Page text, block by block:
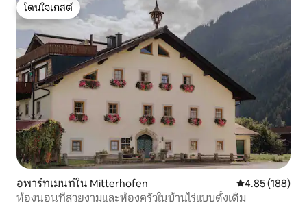
โดนใจเกสต์
โดนใจเกสต์
อพาร์ทเมนท์ใน Mitterhofen คะแนนเฉลี่ย
4.85 (188)
ห้องนอนที่สวยงามและห้องครัวในบ้านไร่แบบดั้งเดิม